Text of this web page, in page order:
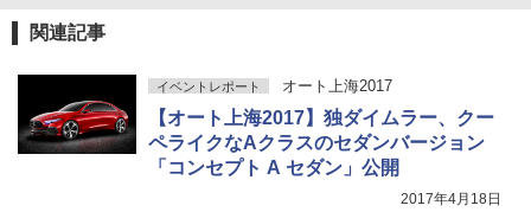
関連記事
イベントレポート オート上海2017
【オート上海2017】独ダイムラー、クー
ペライクなAクラスのセダンバージョン
「コンセプト A セダン」公開
2017年4月18日